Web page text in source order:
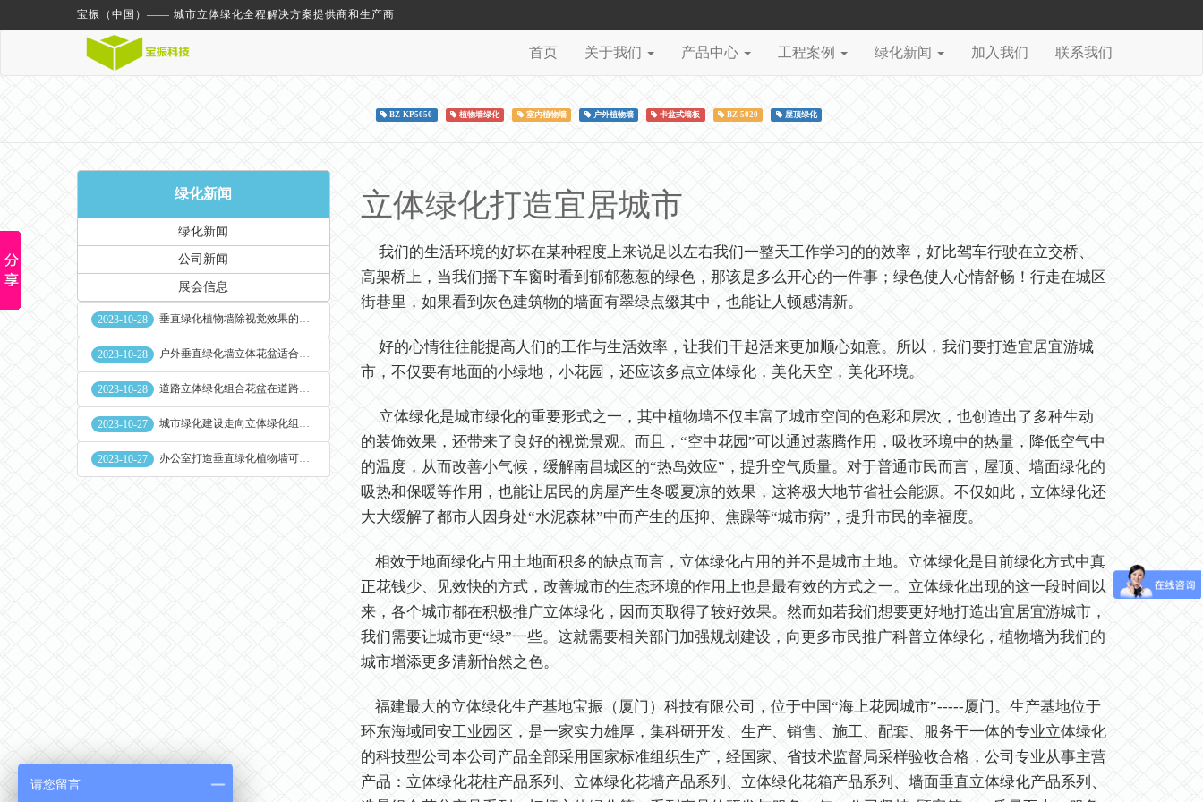
宝振（中国）—— 城市立体绿化全程解决方案提供商和生产商
首页 关于我们 产品中心 工程案例 绿化新闻 加入我们 联系我们
BZ-KP5050 植物墙绿化 室内植物墙 户外植物墙 卡盆式墙板 BZ-5020 屋顶绿化
绿化新闻
绿化新闻
公司新闻
展会信息
2023-10-28 垂直绿化植物墙除视觉效果的作用外其他作用
2023-10-28 户外垂直绿化墙立体花盆适合种什么植物
2023-10-28 道路立体绿化组合花盆在道路绿化中的使用
2023-10-27 城市绿化建设走向立体绿化组合花盆空间
2023-10-27 办公室打造垂直绿化植物墙可缓解员工压力
立体绿化打造宜居城市
我们的生活环境的好坏在某种程度上来说足以左右我们一整天工作学习的的效率，好比驾车行驶在立交桥、
高架桥上，当我们摇下车窗时看到郁郁葱葱的绿色，那该是多么开心的一件事；绿色使人心情舒畅！行走在城区
街巷里，如果看到灰色建筑物的墙面有翠绿点缀其中，也能让人顿感清新。
好的心情往往能提高人们的工作与生活效率，让我们干起活来更加顺心如意。所以，我们要打造宜居宜游城
市，不仅要有地面的小绿地，小花园，还应该多点立体绿化，美化天空，美化环境。
立体绿化是城市绿化的重要形式之一，其中植物墙不仅丰富了城市空间的色彩和层次，也创造出了多种生动
的装饰效果，还带来了良好的视觉景观。而且，“空中花园”可以通过蒸腾作用，吸收环境中的热量，降低空气中
的温度，从而改善小气候，缓解南昌城区的“热岛效应”，提升空气质量。对于普通市民而言，屋顶、墙面绿化的
吸热和保暖等作用，也能让居民的房屋产生冬暖夏凉的效果，这将极大地节省社会能源。不仅如此，立体绿化还
大大缓解了都市人因身处“水泥森林”中而产生的压抑、焦躁等“城市病”，提升市民的幸福度。
相效于地面绿化占用土地面积多的缺点而言，立体绿化占用的并不是城市土地。立体绿化是目前绿化方式中真
正花钱少、见效快的方式，改善城市的生态环境的作用上也是最有效的方式之一。立体绿化出现的这一段时间以
来，各个城市都在积极推广立体绿化，因而页取得了较好效果。然而如若我们想要更好地打造出宜居宜游城市，
我们需要让城市更“绿”一些。这就需要相关部门加强规划建设，向更多市民推广科普立体绿化，植物墙为我们的
城市增添更多清新怡然之色。
福建最大的立体绿化生产基地宝振（厦门）科技有限公司，位于中国“海上花园城市”-----厦门。生产基地位于
环东海域同安工业园区，是一家实力雄厚，集科研开发、生产、销售、施工、配套、服务于一体的专业立体绿化
的科技型公司本公司产品全部采用国家标准组织生产，经国家、省技术监督局采样验收合格，公司专业从事主营
产品：立体绿化花柱产品系列、立体绿化花墙产品系列、立体绿化花箱产品系列、墙面垂直立体绿化产品系列、
请您留言